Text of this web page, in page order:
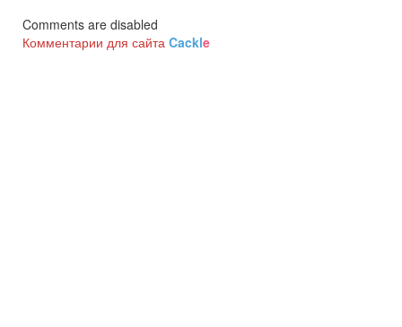
Comments are disabled
Комментарии для сайта Cackle